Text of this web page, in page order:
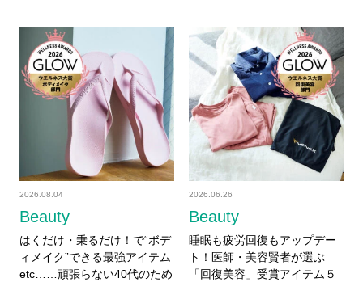
Beauty
2026.08.04
はくだけ・乗るだけ！で“ボデ
ィメイク”できる最強アイテム
etc……頑張らない40代のため
Beauty
2026.06.26
睡眠も疲労回復もアップデー
ト！医師・美容賢者が選ぶ
「回復美容」受賞アイテム５